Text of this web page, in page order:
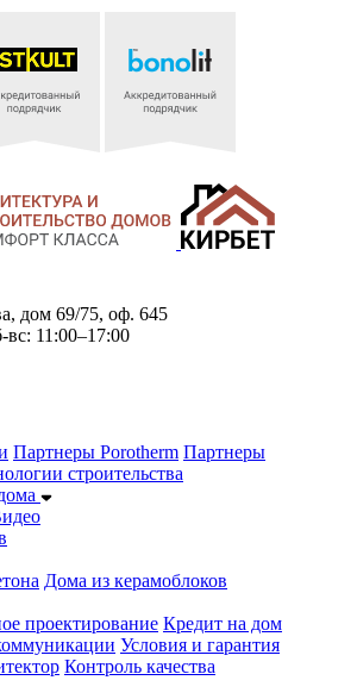
дом 69/75, оф. 645
вс: 11:00–17:00
Партнеры Porotherm Партнеры
строительства
Дома из керамоблоков
проектирование Кредит на дом
Условия и гарантия
Контроль качества